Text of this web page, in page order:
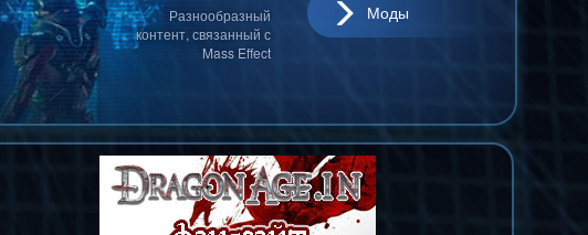
Разнообразный
контент, связанный с
Mass Effect
Моды